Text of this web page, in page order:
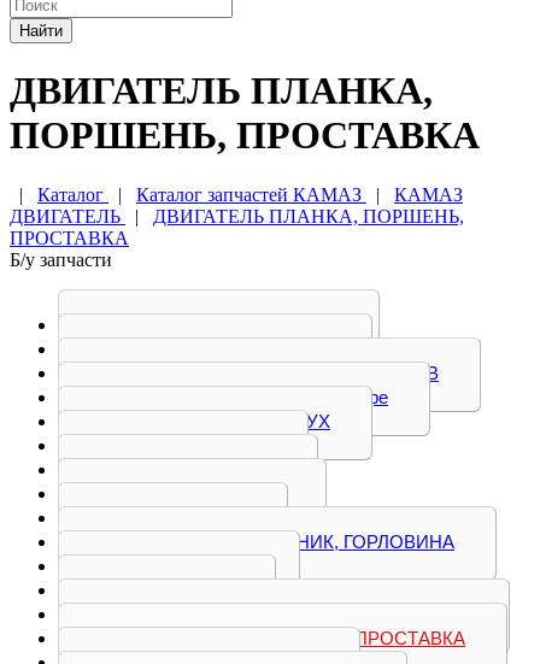
Найти
ДВИГАТЕЛЬ ПЛАНКА,
ПОРШЕНЬ, ПРОСТАВКА
| Каталог | Каталог запчастей КАМАЗ | КАМАЗ
ДВИГАТЕЛЬ
| ДВИГАТЕЛЬ ПЛАНКА, ПОРШЕНЬ,
ПРОСТАВКА
Б/у запчасти
ГОЛОВКА БЛОКА ЦИЛИНДРОВ
Двигатель КАМАЗ в сборе
ДЕМПФЕР, КОЖУХ
МАСЛОЗАБОРНИК, ГОРЛОВИНА
ПЛАНКА, ПОРШЕНЬ, ПРОСТАВКА